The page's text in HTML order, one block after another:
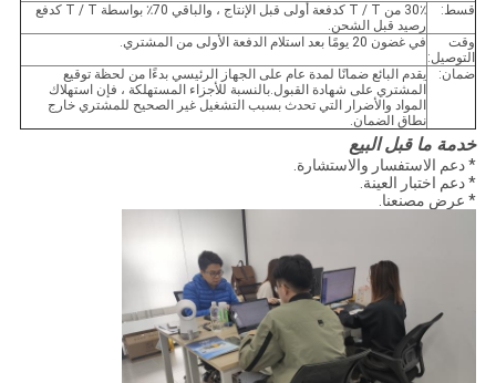
قسط:
30٪ من T / T كدفعة أولى قبل الإنتاج ، والباقي 70٪ بواسطة T / T كدفع
رصيد قبل الشحن.
وقت
التوصيل:
في غضون 20 يومًا بعد استلام الدفعة الأولى من المشتري.
ضمان:
يقدم البائع ضمانًا لمدة عام على الجهاز الرئيسي بدءًا من لحظة توقيع
المشتري على شهادة القبول.بالنسبة للأجزاء المستهلكة ، فإن استهلاك
المواد والأضرار التي تحدث بسبب التشغيل غير الصحيح للمشتري خارج
نطاق الضمان.
خدمة ما قبل البيع
* دعم الاستفسار والاستشارة.
* دعم اختبار العينة.
* عرض مصنعنا.